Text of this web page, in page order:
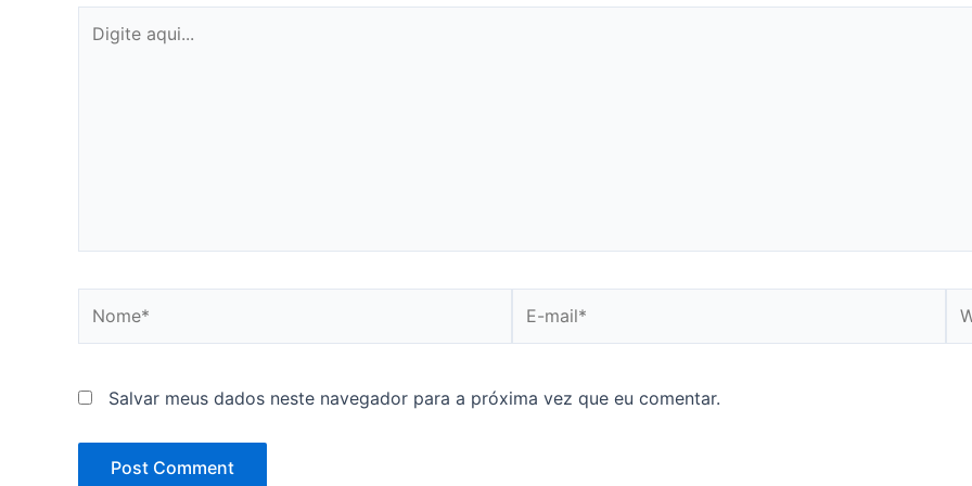
aqui...
mail*
Salvar meus dados neste navegador para a próxima vez que eu comentar.